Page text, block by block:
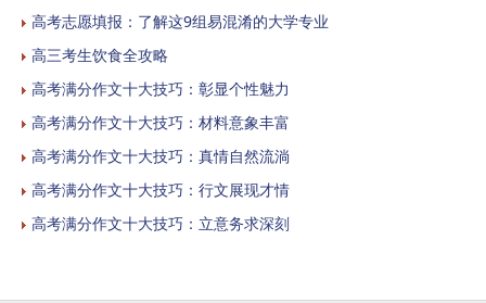
高考志愿填报：了解这9组易混淆的大学专业
高三考生饮食全攻略
高考满分作文十大技巧：彰显个性魅力
高考满分作文十大技巧：材料意象丰富
高考满分作文十大技巧：真情自然流淌
高考满分作文十大技巧：行文展现才情
高考满分作文十大技巧：立意务求深刻